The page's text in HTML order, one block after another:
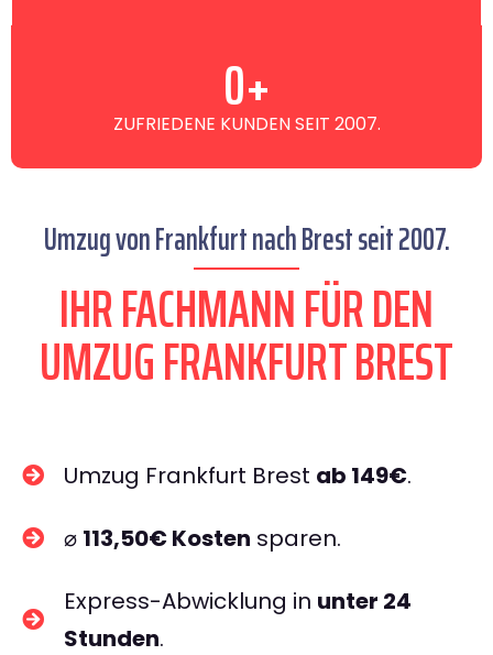
ZUFRIEDENE KUNDEN SEIT 2007.
0+
Umzug von Frankfurt nach Brest seit 2007.
IHR FACHMANN FÜR DEN
UMZUG FRANKFURT BREST
Umzug Frankfurt Brest ab 149€.
⌀ 113,50€ Kosten sparen.
Express-Abwicklung in unter 24
Stunden.